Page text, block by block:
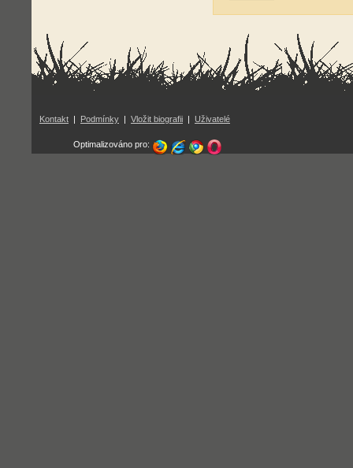
Kontakt | Podmínky | Vložit biografii | Uživatelé
Optimalizováno pro: